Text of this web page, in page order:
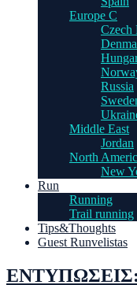
Europe C
Czech
Russia
Middle East
Jordan
North
New
Run
Running
Trail running
Tips&Thoughts
Guest Runvelistas
ΕΝΤΥΠΩΣΕΙΣ: